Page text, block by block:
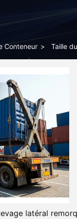
Conteneur > Taille
latéral